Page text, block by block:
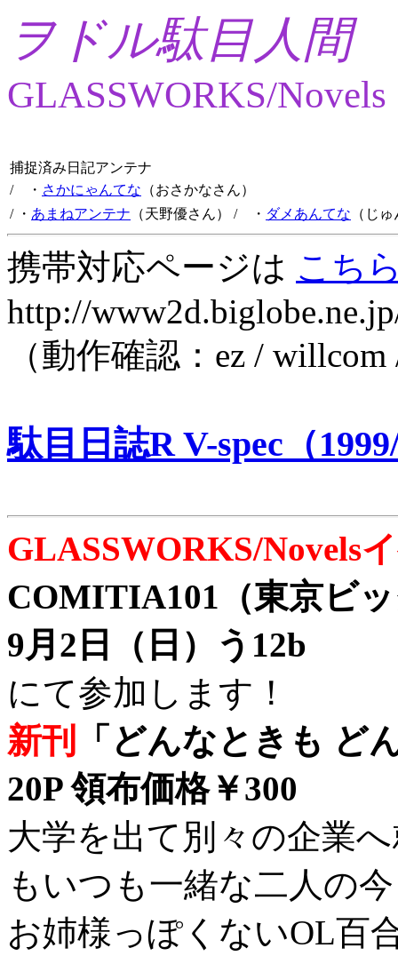
ヲドル駄目人間
GLASSWORKS/Novels
捕捉済み日記アンテナ
/ ・ さかにゃんてな （おさかなさん）
/ ・ あまねアンテナ （天野優さん） / ・ ダメあんてな （じ
携帯対応ページは こち
http://
（動作確認：ez /
駄目日誌R V-spec（
GLASSWORKS/Novels
COMITIA101（東京ビ
9月2日（日）う12b
にて参加します！
新刊
「どんなときも ど
20P 領布価格￥300
大学を出て別々の企業
もいつも一緒な二人の
お姉様っぽくないOL百